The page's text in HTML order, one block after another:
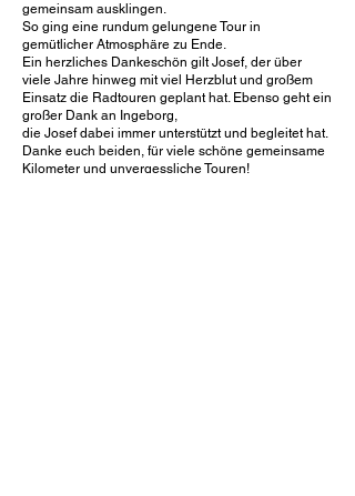
gemeinsam ausklingen.
So ging eine rundum gelungene Tour in
gemütlicher Atmosphäre zu Ende.
Ein herzliches Dankeschön gilt Josef, der über
viele Jahre hinweg mit viel Herzblut und großem
Einsatz die Radtouren geplant hat. Ebenso geht ein
großer Dank an Ingeborg,
die Josef dabei immer unterstützt und begleitet hat.
Danke euch beiden, für viele schöne gemeinsame
Kilometer und unvergessliche Touren!